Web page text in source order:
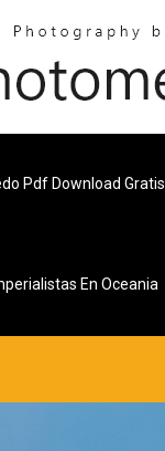
Pdf Download Gratis
En Oceania